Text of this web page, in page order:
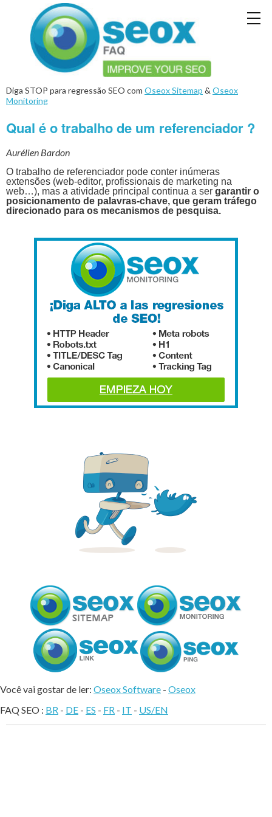
Diga STOP para regressão SEO com Oseox Sitemap & Oseox
Monitoring
Qual é o trabalho de um referenciador ?
Aurélien Bardon
O trabalho de referenciador pode conter inúmeras
extensões (web-editor, profissionais de marketing na
web…), mas a atividade principal continua a ser garantir o
posicionamento de palavras-chave, que geram tráfego
direcionado para os mecanismos de pesquisa.
Você vai gostar de ler: Oseox Software - Oseox
FAQ SEO : BR - DE - ES - FR - IT - US/EN